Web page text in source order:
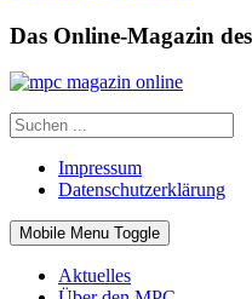
Das Online-Magazin
Impressum
Datenschutzerklärung
Mobile Menu Toggle
Aktuelles